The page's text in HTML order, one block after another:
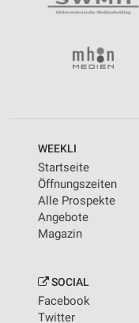
WEEKLI
Startseite
Öffnungszeiten
Alle Prospekte
Angebote
Magazin
SOCIAL
Facebook
Twitter